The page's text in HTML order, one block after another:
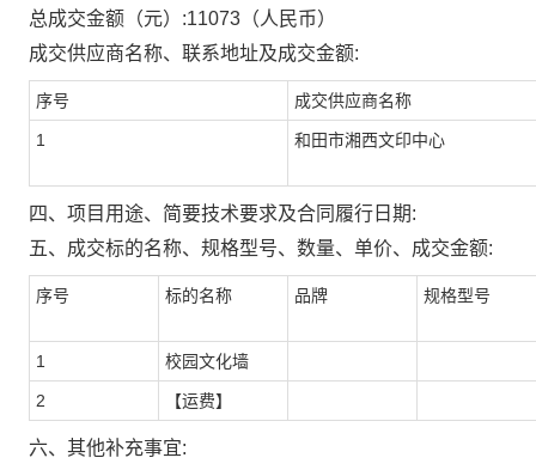
总成交金额（元）:11073 （人民币）
成交供应商名称、联系地址及成交金额:
序号 成交供应商名称
1 和田市湘西文印中心
四、项目用途、简要技术要求及合同履行日期:
五、成交标的名称、规格型号、数量、单价、成交金额:
序号 标的名称 品牌 规格型号
1 校园文化墙
2 【运费】
六、其他补充事宜: